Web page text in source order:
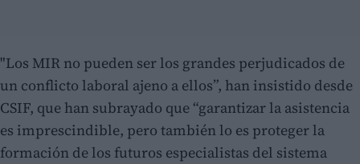
"Los MIR no pueden ser los grandes perjudicados de
un conflicto laboral ajeno a ellos”, han insistido desde
CSIF, que han subrayado que “garantizar la asistencia
es imprescindible, pero también lo es proteger la
formación de los futuros especialistas del sistema